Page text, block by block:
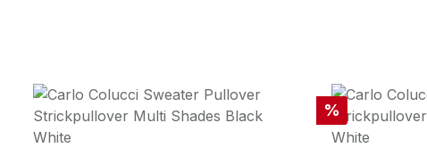
Rabatt
%